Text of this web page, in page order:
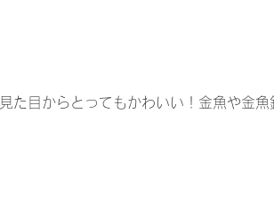
見た目からとってもかわいい！金魚や金